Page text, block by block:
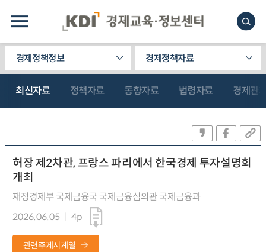
경제정책정보 경제정책자료
최신자료 정책자료 동향자료 법령자료 경제관
허장 제2차관, 프랑스 파리에서 한국경제 투자설명회
개최
재정경제부 국제금융국 국제금융심의관 국제금융과
2026.06.05
4p
관련주제시계열